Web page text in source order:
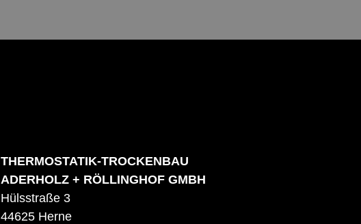
THERMOSTATIK-TROCKENBAU
ADERHOLZ + RÖLLINGHOF GMBH
Hülsstraße 3
44625 Herne